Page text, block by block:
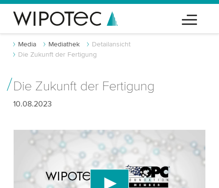
Media Mediathek
Detailansicht
Die Zukunft der Fertigung
Die Zukunft der Fertigung
10.08.2023
Wir benötigen Ihre Zustimmung, um den
YouTube-Videodienst zu laden!
Wir verwenden einen Drittanbieterdienst, um
Videoinhalte einzubetten, der Daten über Ihre